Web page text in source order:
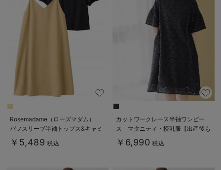
Rosemadame（ローズマダム）
パフスリーブ半袖トップス&キャミ
ワンピセット マタニティ・産後授
乳服【出産後も長く使える】
￥5,489 税込
カットワークレース半袖ワンピー
ス マタニティ・授乳服【出産後も
長く着られる】
￥6,990 税込